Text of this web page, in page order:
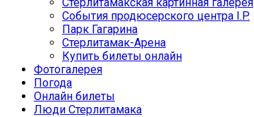
События продюсерского центра I.P.
Парк Гагарина
Стерлитамак-Арена
Купить билеты онлайн
Фотогалерея
Погода
Онлайн билеты
Люди Стерлитамака